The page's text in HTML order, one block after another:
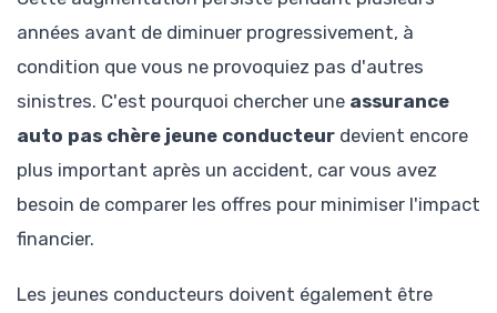
années avant de diminuer progressivement, à
condition que vous ne provoquiez pas d'autres
sinistres. C'est pourquoi chercher une assurance
auto pas chère jeune conducteur devient encore
plus important après un accident, car vous avez
besoin de comparer les offres pour minimiser l'impact
financier.
Les jeunes conducteurs doivent également être